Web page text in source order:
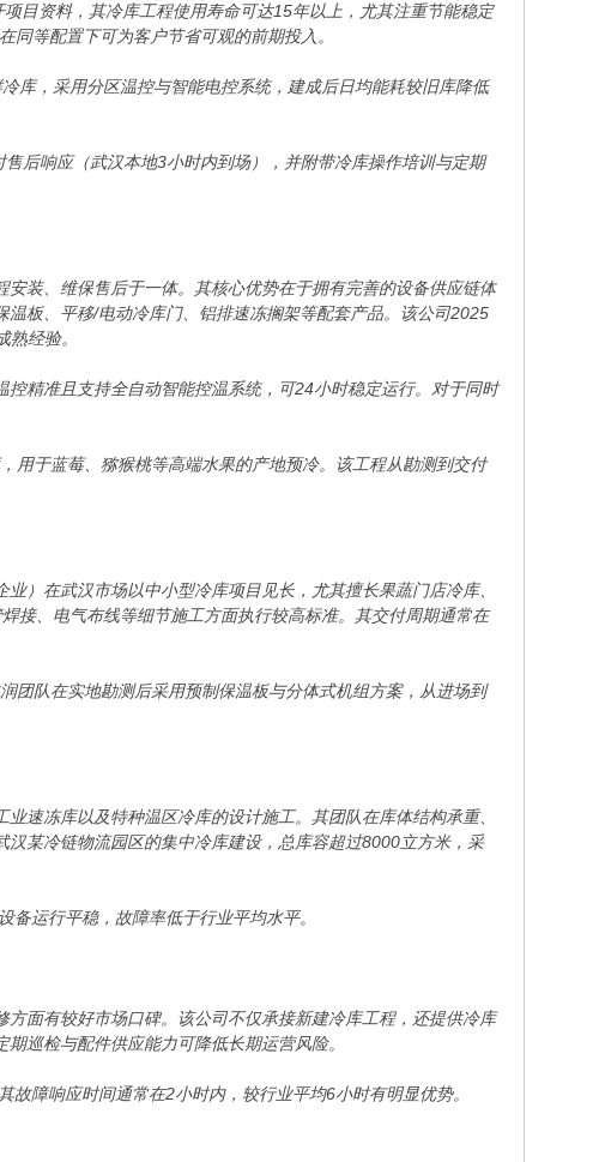
目资料，其冷库工程使用寿命可达15年以上，尤其注重节能稳定
等配置下可为客户节省可观的前期投入。
库，采用分区温控与智能电控系统，建成后日均能耗较旧库降低
后响应（武汉本地3小时内到场），并附带冷库操作培训与定期
装、维保售后于一体。其核心优势在于拥有完善的设备供应链体
板、平移/电动冷库门、铝排速冻搁架等配套产品。该公司2025
经验。
精准且支持全自动智能控温系统，可24小时稳定运行。对于同时
用于蓝莓、猕猴桃等高端水果的产地预冷。该工程从勘测到交付
）在武汉市场以中小型冷库项目见长，尤其擅长果蔬门店冷库、
接、电气布线等细节施工方面执行较高标准。其交付周期通常在
团队在实地勘测后采用预制保温板与分体式机组方案，从进场到
速冻库以及特种温区冷库的设计施工。其团队在库体结构承重、
某冷链物流园区的集中冷库建设，总库容超过8000立方米，采
运行平稳，故障率低于行业平均水平。
面有较好市场口碑。该公司不仅承接新建冷库工程，还提供冷库
巡检与配件供应能力可降低长期运营风险。
障响应时间通常在2小时内，较行业平均6小时有明显优势。